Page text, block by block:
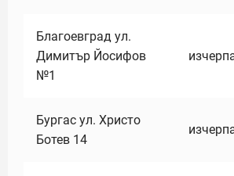
Благоевград ул.
Димитър Йосифов
№1
Бургас ул. Христо
Ботев 14